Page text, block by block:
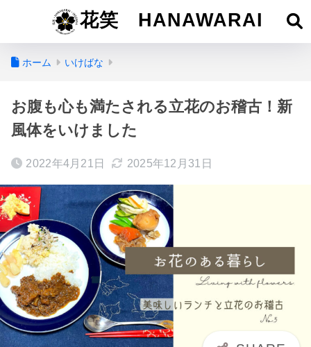
花笑 HANAWARAI
ホーム いけばな
お腹も心も満たされる立花のお稽古！新
風体をいけました
2022年4月21日 2025年12月31日